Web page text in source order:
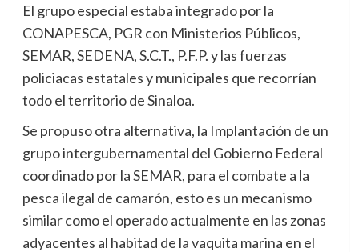
El grupo especial estaba integrado por la
CONAPESCA, PGR con Ministerios Públicos,
SEMAR, SEDENA, S.C.T., P.F.P. y las fuerzas
policiacas estatales y municipales que recorrían
todo el territorio de Sinaloa.
Se propuso otra alternativa, la Implantación de un
grupo intergubernamental del Gobierno Federal
coordinado por la SEMAR, para el combate a la
pesca ilegal de camarón, esto es un mecanismo
similar como el operado actualmente en las zonas
adyacentes al habitad de la vaquita marina en el